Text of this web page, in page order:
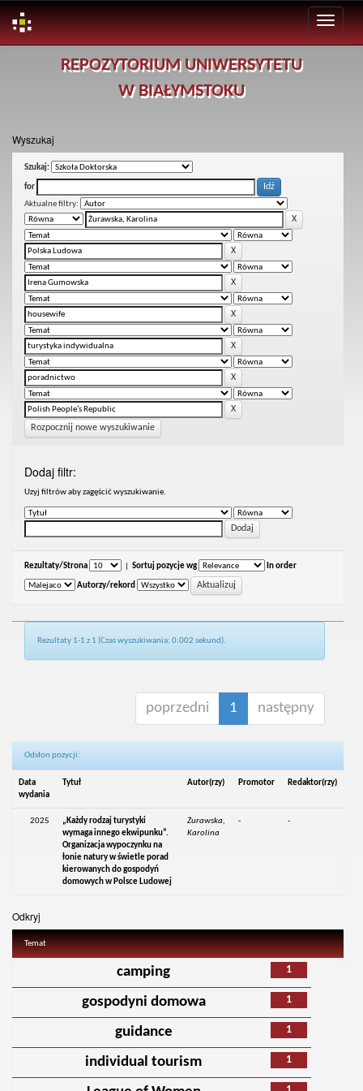
REPOZYTORIUM UNIWERSYTETU
W BIAŁYMSTOKU
Wyszukaj
Szukaj:
for
Aktualne filtry:
Rozpocznij nowe wyszukiwanie
Dodaj filtr:
Uzyj filtrów aby zagęścić wyszukiwanie.
Rezultaty/Strona Sortuj pozycje wg In order
Autorzy/rekord
Rezultaty 1-1 z 1 (Czas wyszukiwania: 0.002 sekund).
poprzedni 1 następny
Odsłon pozycji:
Data
wydania
Tytuł Autor(rzy) Promotor Redaktor(rzy)
2025
„Każdy rodzaj turystyki
wymaga innego ekwipunku”.
Organizacja wypoczynku na
łonie natury w świetle porad
kierowanych do gospodyń
domowych w Polsce Ludowej
Żurawska,
Karolina
- -
Odkryj
Temat
1
camping
1
gospodyni domowa
1
guidance
1
individual tourism